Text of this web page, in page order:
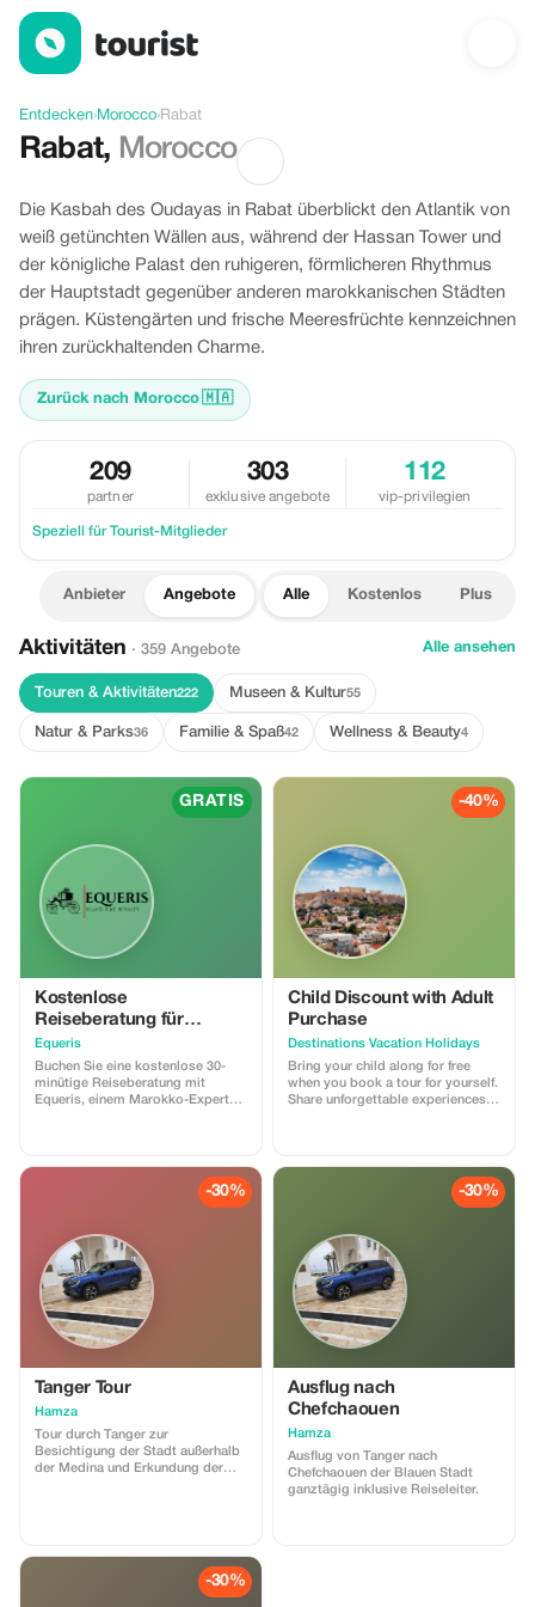
Angebote in Rabat, Morocco
Entdecken›Morocco›Rabat
Rabat, Morocco
Die Kasbah des Oudayas in Rabat überblickt den Atlantik von
weiß getünchten Wällen aus, während der Hassan Tower und
der königliche Palast den ruhigeren, förmlicheren Rhythmus
der Hauptstadt gegenüber anderen marokkanischen Städten
prägen. Küstengärten und frische Meeresfrüchte kennzeichnen
ihren zurückhaltenden Charme.
Zurück nach Morocco🇲🇦
209
partner
303
exklusive angebote
112
vip-privilegien
Speziell für Tourist-Mitglieder
Anbieter Angebote Alle Kostenlos Plus
Aktivitäten · 359 Angebote Alle ansehen
Touren & Aktivitäten222 Museen & Kultur55
Natur & Parks36 Familie & Spaß42 Wellness & Beauty4
GRATIS
Kostenlose
Reiseberatung für
Marokko (30 Min.)
Equeris
Buchen Sie eine kostenlose 30-
minütige Reiseberatung mit
Equeris, einem Marokko-Experten.
werden Ihren Reisetaschen Stil,
Zeitplanung, Logistik und lokale
ehrlichen und praktischen
Ratschlägen. Was ist enthalten: •
Persönliche Reiseanleitung •
Empfehlungen für Ziele und
Routen • Unterkunfts- und
Erlebnistipps • Kulturelle Tipps
und lokale Einblicke Keine
Verpflichtungen, keine versteckten
Kosten. Perfekt für Reisende, die
vor der Buchung oder dem
Beratung wünschen.
-40%
Child Discount with Adult
Purchase
Destinations Vacation Holidays
Bring your child along for free
when you book a tour for yourself.
Share unforgettable experiences
-30%
Tanger Tour
Hamza
Tour durch Tanger zur
Besichtigung der Stadt außerhalb
der Medina und Erkundung der
-30%
Ausflug nach
Chefchaouen
Hamza
Ausflug von Tanger nach
Chefchaouen der Blauen Stadt
ganztägig inklusive Reiseleiter.
-30%